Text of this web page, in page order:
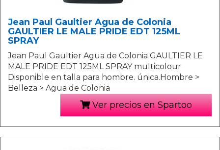
Jean Paul Gaultier Agua de Colonia
GAULTIER LE MALE PRIDE EDT 125ML
SPRAY
Jean Paul Gaultier Agua de Colonia GAULTIER LE
MALE PRIDE EDT 125ML SPRAY multicolour
Disponible en talla para hombre. única.Hombre >
Belleza > Agua de Colonia
Ver precios en Spartoo